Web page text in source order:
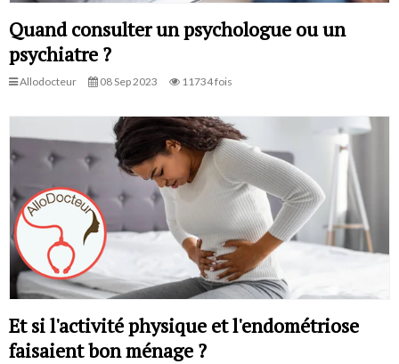
Quand consulter un psychologue ou un
psychiatre ?
Allodocteur 08 Sep 2023 11734 fois
Et si l'activité physique et l'endométriose
faisaient bon ménage ?